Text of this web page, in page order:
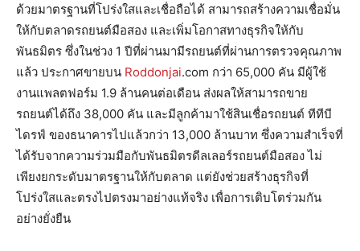
ด้วยมาตรฐานที่โปร่งใสและเชื่อถือได้ สามารถสร้างความเชื่อมั่น
ให้กับตลาดรถยนต์มือสอง และเพิ่มโอกาสทางธุรกิจให้กับ
พันธมิตร ซึ่งในช่วง 1 ปีที่ผ่านมามีรถยนต์ที่ผ่านการตรวจคุณภาพ
แล้ว ประกาศขายบน Roddonjai.com กว่า 65,000 คัน มีผู้ใช้
งานแพลตฟอร์ม 1.9 ล้านคนต่อเดือน ส่งผลให้สามารถขาย
รถยนต์ได้ถึง 38,000 คัน และมีลูกค้ามาใช้สินเชื่อรถยนต์ ทีทีบี
ไดรฟ์ ของธนาคารไปแล้วกว่า 13,000 ล้านบาท ซึ่งความสำเร็จที่
ได้รับจากความร่วมมือกับพันธมิตรดีลเลอร์รถยนต์มือสอง ไม่
เพียงยกระดับมาตรฐานให้กับตลาด แต่ยังช่วยสร้างธุรกิจที่
โปร่งใสและตรงไปตรงมาอย่างแท้จริง เพื่อการเติบโตร่วมกัน
อย่างยั่งยืน